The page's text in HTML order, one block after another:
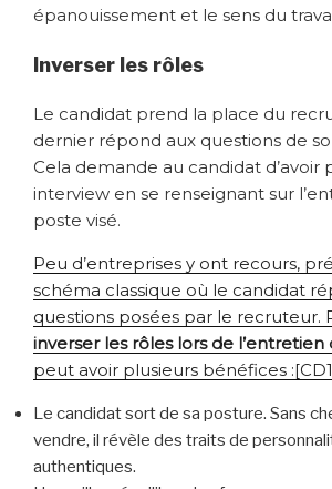
épanouissement et le sens du
Inverser les rôles
Le candidat prend la place du
dernier répond aux questions de
Cela demande au candidat d’avoir
interview en se renseignant sur
poste visé.
Peu d’entreprises y ont recours,
schéma classique où le candidat
questions posées par le recruteur.
inverser les rôles lors de l’entretien
peut avoir plusieurs bénéfices :
Le candidat sort de sa posture. Sans
vendre, il révèle des traits de
authentiques.